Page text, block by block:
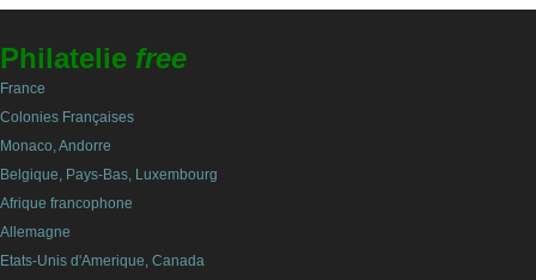
Philatelie free
France
Colonies Françaises
Monaco, Andorre
Belgique, Pays-Bas, Luxembourg
Afrique francophone
Allemagne
Etats-Unis d'Amerique, Canada